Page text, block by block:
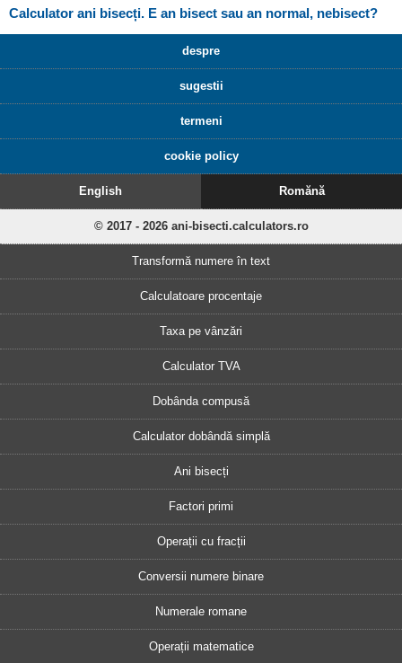
Calculator ani bisecți. E an bisect sau an normal, nebisect?
despre
sugestii
termeni
cookie policy
English Romănă
© 2017 - 2026 ani-bisecti.calculators.ro
Transformă numere în text
Calculatoare procentaje
Taxa pe vânzări
Calculator TVA
Dobânda compusă
Calculator dobândă simplă
Ani bisecți
Factori primi
Operații cu fracții
Conversii numere binare
Numerale romane
Operații matematice